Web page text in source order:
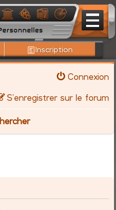
Inscription
Connexion
S’enregistrer sur le forum